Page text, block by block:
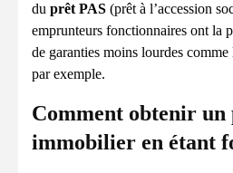
du prêt PAS (prêt à l’accession
emprunteurs fonctionnaires ont la
de garanties moins lourdes comme
par exemple.
Comment obtenir un
immobilier en étant